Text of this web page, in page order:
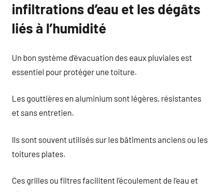
infiltrations d’eau et les dégâts
liés à l’humidité
Un bon système d’évacuation des eaux pluviales est
essentiel pour protéger une toiture.
Les gouttières en aluminium sont légères, résistantes
et sans entretien.
Ils sont souvent utilisés sur les bâtiments anciens ou les
toitures plates.
Ces grilles ou filtres facilitent l’écoulement de l’eau et